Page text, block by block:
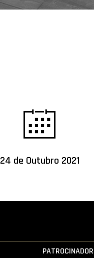
24 de Outubro 2021